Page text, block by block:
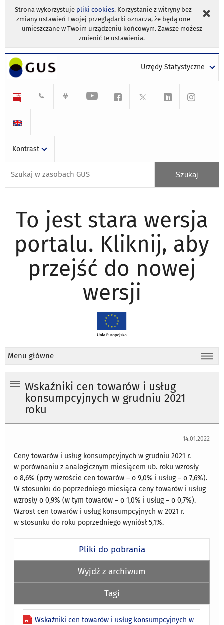
Strona wykorzystuje pliki cookies. Korzystanie z witryny bez
zmiany ustawień Twojej przeglądarki oznacza, że będą one
umieszczane w Twoim urządzeniu końcowym. Zawsze możesz
zmienić te ustawienia.
Urzędy Statystyczne
Kontrast
To jest stara wersja
portalu. Kliknij, aby
przejść do nowej
wersji
Menu główne
Wskaźniki cen towarów i usług
konsumpcyjnych w grudniu 2021
roku
14.01.2022
Ceny towarów i usług konsumpcyjnych w grudniu 2021 r.
w porównaniu z analo­gicznym miesiącem ub. roku wzrosły
o 8,6% (przy wzroście cen towarów – o 9,0% i usług – o 7,6%).
W stosunku do poprzedniego miesiąca ceny towarów i usług
wzrosły o 0,9% (w tym towarów – o 1,0% i usług – o 0,7%).
Wzrost cen towarów i usług konsumpcyjnych w 2021 r.
w stosunku do roku poprzedniego wyniósł 5,1%.
Pliki do pobrania
Wyjdź z archiwum
Tagi
Wskaźniki cen towarów i usług konsumpcyjnych w